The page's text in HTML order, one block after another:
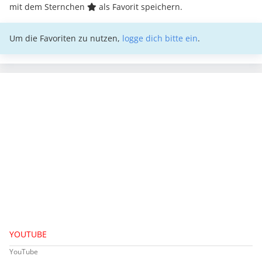
mit dem Sternchen
als Favorit speichern.
Um die Favoriten zu nutzen, logge dich bitte ein.
YOUTUBE
YouTube